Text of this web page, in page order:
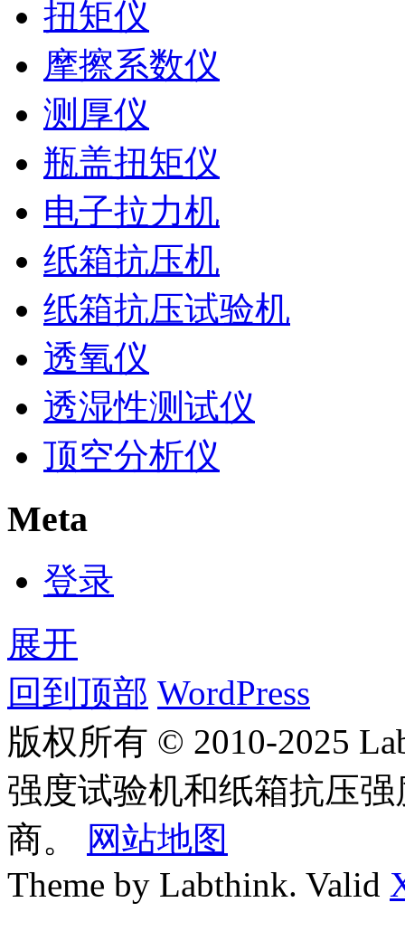
扭矩仪
摩擦系数仪
测厚仪
瓶盖扭矩仪
电子拉力机
纸箱抗压机
纸箱抗压试验机
透氧仪
透湿性测试仪
顶空分析仪
Meta
登录
展开
回到顶部 WordPress
版权所有 © 2010-2025
强度试验机和纸箱抗压
商。
网站地图
Theme by Labthink. Valid